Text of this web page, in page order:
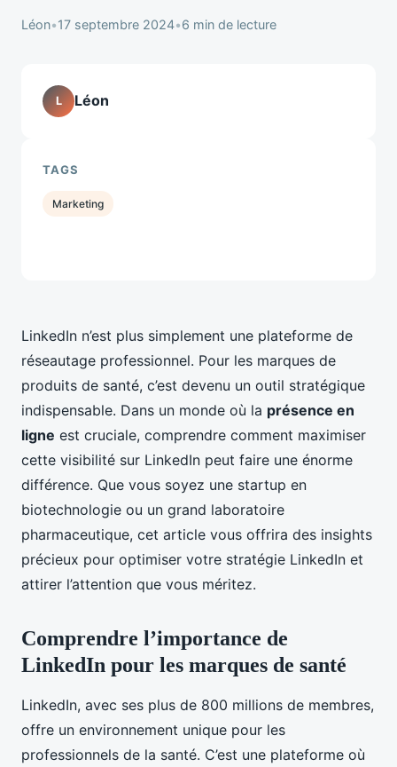
Léon•17 septembre 2024•6 min de lecture
LinkedIn n’est plus simplement une plateforme de
réseautage professionnel. Pour les marques de
produits de santé, c’est devenu un outil stratégique
indispensable. Dans un monde où la présence en
ligne est cruciale, comprendre comment maximiser
cette visibilité sur LinkedIn peut faire une énorme
différence. Que vous soyez une startup en
biotechnologie ou un grand laboratoire
pharmaceutique, cet article vous offrira des insights
précieux pour optimiser votre stratégie LinkedIn et
attirer l’attention que vous méritez.
Comprendre l’importance de
LinkedIn pour les marques de santé
LinkedIn, avec ses plus de 800 millions de membres,
offre un environnement unique pour les
professionnels de la santé. C’est une plateforme où
L Léon
TAGS
Marketing